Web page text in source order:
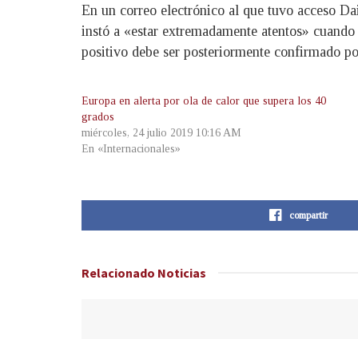
En un correo electrónico al que tuvo acceso
instó a «estar extremadamente atentos»
positivo debe ser posteriormente confirmado
Europa en alerta por ola de calor que supera los 40
grados
miércoles, 24 julio 2019 10:16 AM
En «Internacionales»
compartir
Relacionado Noticias